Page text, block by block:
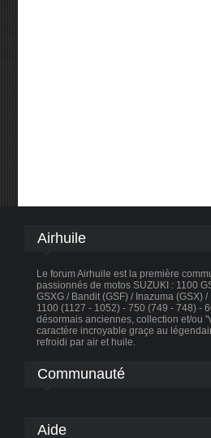
Airhuile
Le forum Airhuile est la première
passionnés de motos SUZUKI : 1100
GSXG / Bandit (GSF) / Inazuma (GSX)
1100 (1127 - 1052) - 750 (749 - 748) -
désormais anciennes, collection et/ou
caractère incroyable graçe au
refroidi par air et huile.
Communauté
Aide